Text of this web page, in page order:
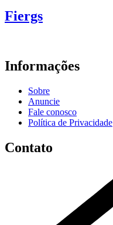
Fiergs
Informações
Sobre
Anuncie
Fale conosco
Política de Privacidade
Contato